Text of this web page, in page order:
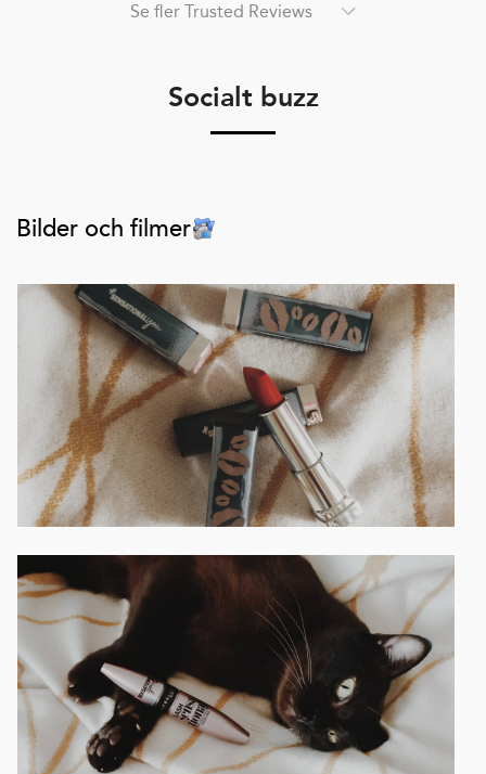
Se fler Trusted Reviews
Socialt buzz
Bilder och filmer